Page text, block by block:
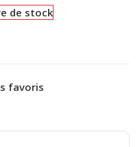
de stock
favoris